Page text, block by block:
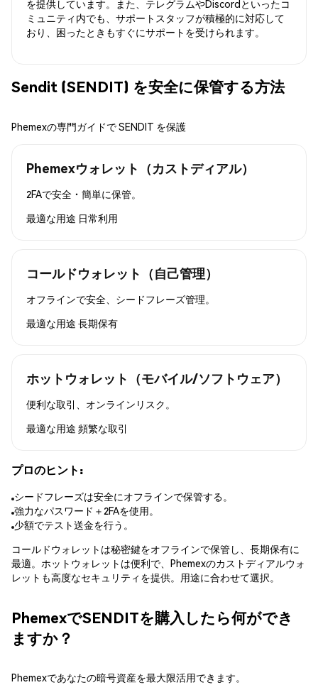
を提供しています。また、テレグラムやDiscordといったコ
ミュニティ内でも、サポートスタッフが積極的に対応して
おり、困ったときもすぐにサポートを受けられます。
Sendit (SENDIT) を安全に保管する方法
Phemexの専門ガイドで SENDIT を保護
Phemexウォレット（カストディアル）
2FAで安全・簡単に保管。
最適な用途 日常利用
コールドウォレット（自己管理）
オフラインで安全、シードフレーズ管理。
最適な用途 長期保有
ホットウォレット（モバイル/ソフトウェア）
便利な取引、オンラインリスク。
最適な用途 頻繁な取引
プロのヒント:
シードフレーズは安全にオフラインで保管する。
強力なパスワード＋2FAを使用。
少額でテスト送金を行う。
コールドウォレットは秘密鍵をオフラインで保管し、長期保有に
最適。ホットウォレットは便利で、Phemexのカストディアルウォ
レットも高度なセキュリティを提供。用途に合わせて選択。
PhemexでSENDITを購入したら何ができ
ますか？
Phemexであなたの暗号資産を最大限活用できます。